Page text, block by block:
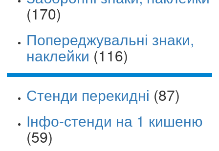
(170)
Попереджувальні знаки,
наклейки (116)
Стенди перекидні (87)
Інфо-стенди на 1 кишеню
(59)